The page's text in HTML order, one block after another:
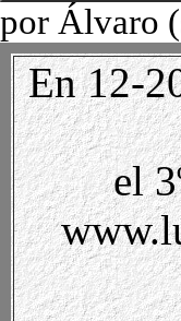
por Álvaro
En 12-
el